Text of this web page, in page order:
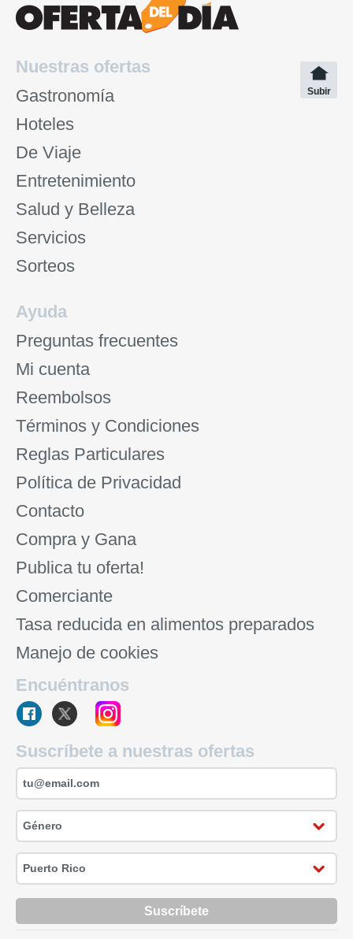
Nuestras ofertas
Gastronomía
Hoteles
De Viaje
Entretenimiento
Salud y Belleza
Servicios
Sorteos
Subir
Ayuda
Preguntas frecuentes
Mi cuenta
Reembolsos
Términos y Condiciones
Reglas Particulares
Política de Privacidad
Contacto
Compra y Gana
Publica tu oferta!
Comerciante
Tasa reducida en alimentos preparados
Manejo de cookies
Encuéntranos
Suscríbete a nuestras ofertas
Suscríbete